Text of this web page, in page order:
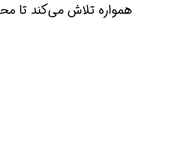
همواره تلاش می‌کند تا